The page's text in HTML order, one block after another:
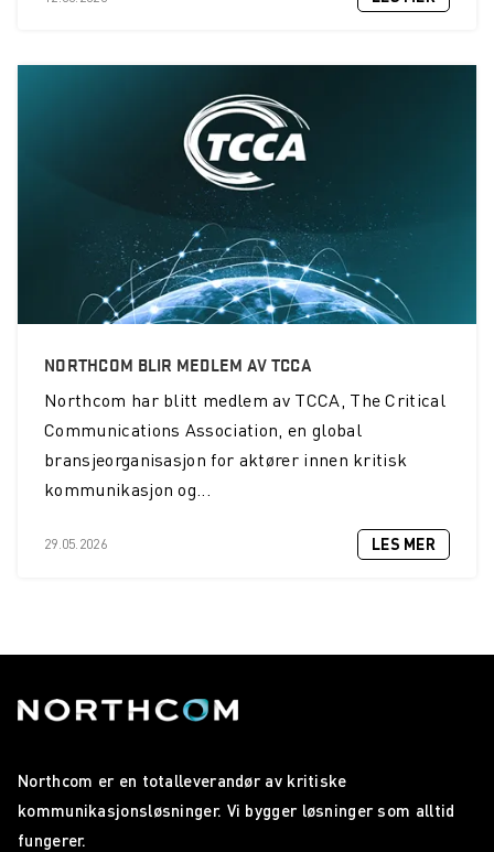
NORTHCOM BLIR MEDLEM AV TCCA
Northcom har blitt medlem av TCCA, The Critical
Communications Association, en global
bransjeorganisasjon for aktører innen kritisk
kommunikasjon og...
29.05.2026 LES MER
Northcom er en totalleverandør av kritiske
kommunikasjonsløsninger. Vi bygger løsninger som alltid
fungerer.